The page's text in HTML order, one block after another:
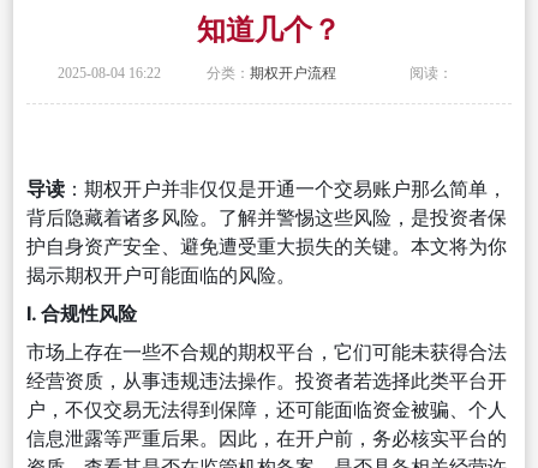
知道几个？
2025-08-04 16:22 分类： 期权开户流程 阅读：
导读：期权开户并非仅仅是开通一个交易账户那么简单，
背后隐藏着诸多风险。了解并警惕这些风险，是投资者保
护自身资产安全、避免遭受重大损失的关键。本文将为你
揭示期权开户可能面临的风险。
I. 合规性风险
市场上存在一些不合规的期权平台，它们可能未获得合法
经营资质，从事违规违法操作。投资者若选择此类平台开
户，不仅交易无法得到保障，还可能面临资金被骗、个人
信息泄露等严重后果。因此，在开户前，务必核实平台的